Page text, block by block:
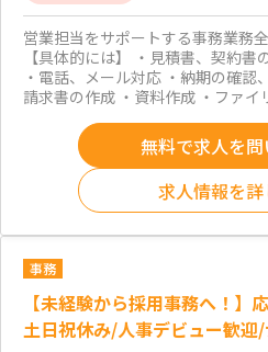
営業担当をサポートする事務業務
【具体的には】 ・見積書、契約
・電話、メール対応 ・納期の確認
請求書の作成 ・資料作成 ・ファイ
無料で求人を
求人情報を
事務
【未経験から採用事務へ！】
土日祝休み/人事デビュー歓迎